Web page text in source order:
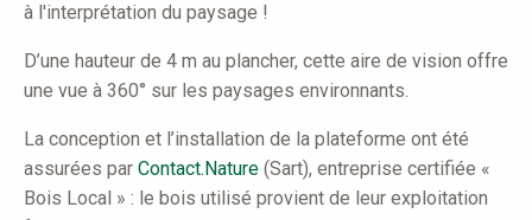
à l'interprétation du paysage !
D’une hauteur de 4 m au plancher, cette aire de vision offre
une vue à 360° sur les paysages environnants.
La conception et l’installation de la plateforme ont été
assurées par Contact.Nature (Sart), entreprise certifiée «
Bois Local » : le bois utilisé provient de leur exploitation